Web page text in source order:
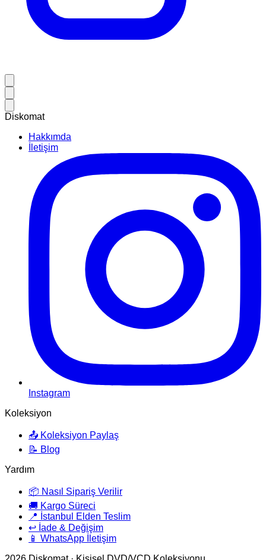
Diskomat
Hakkımda
İletişim
Instagram
Koleksiyon
📤 Koleksiyon Paylaş
📝 Blog
Yardım
📦 Nasıl Sipariş Verilir
🚚 Kargo Süreci
📍 İstanbul Elden Teslim
↩️ İade & Değişim
📱 WhatsApp İletişim